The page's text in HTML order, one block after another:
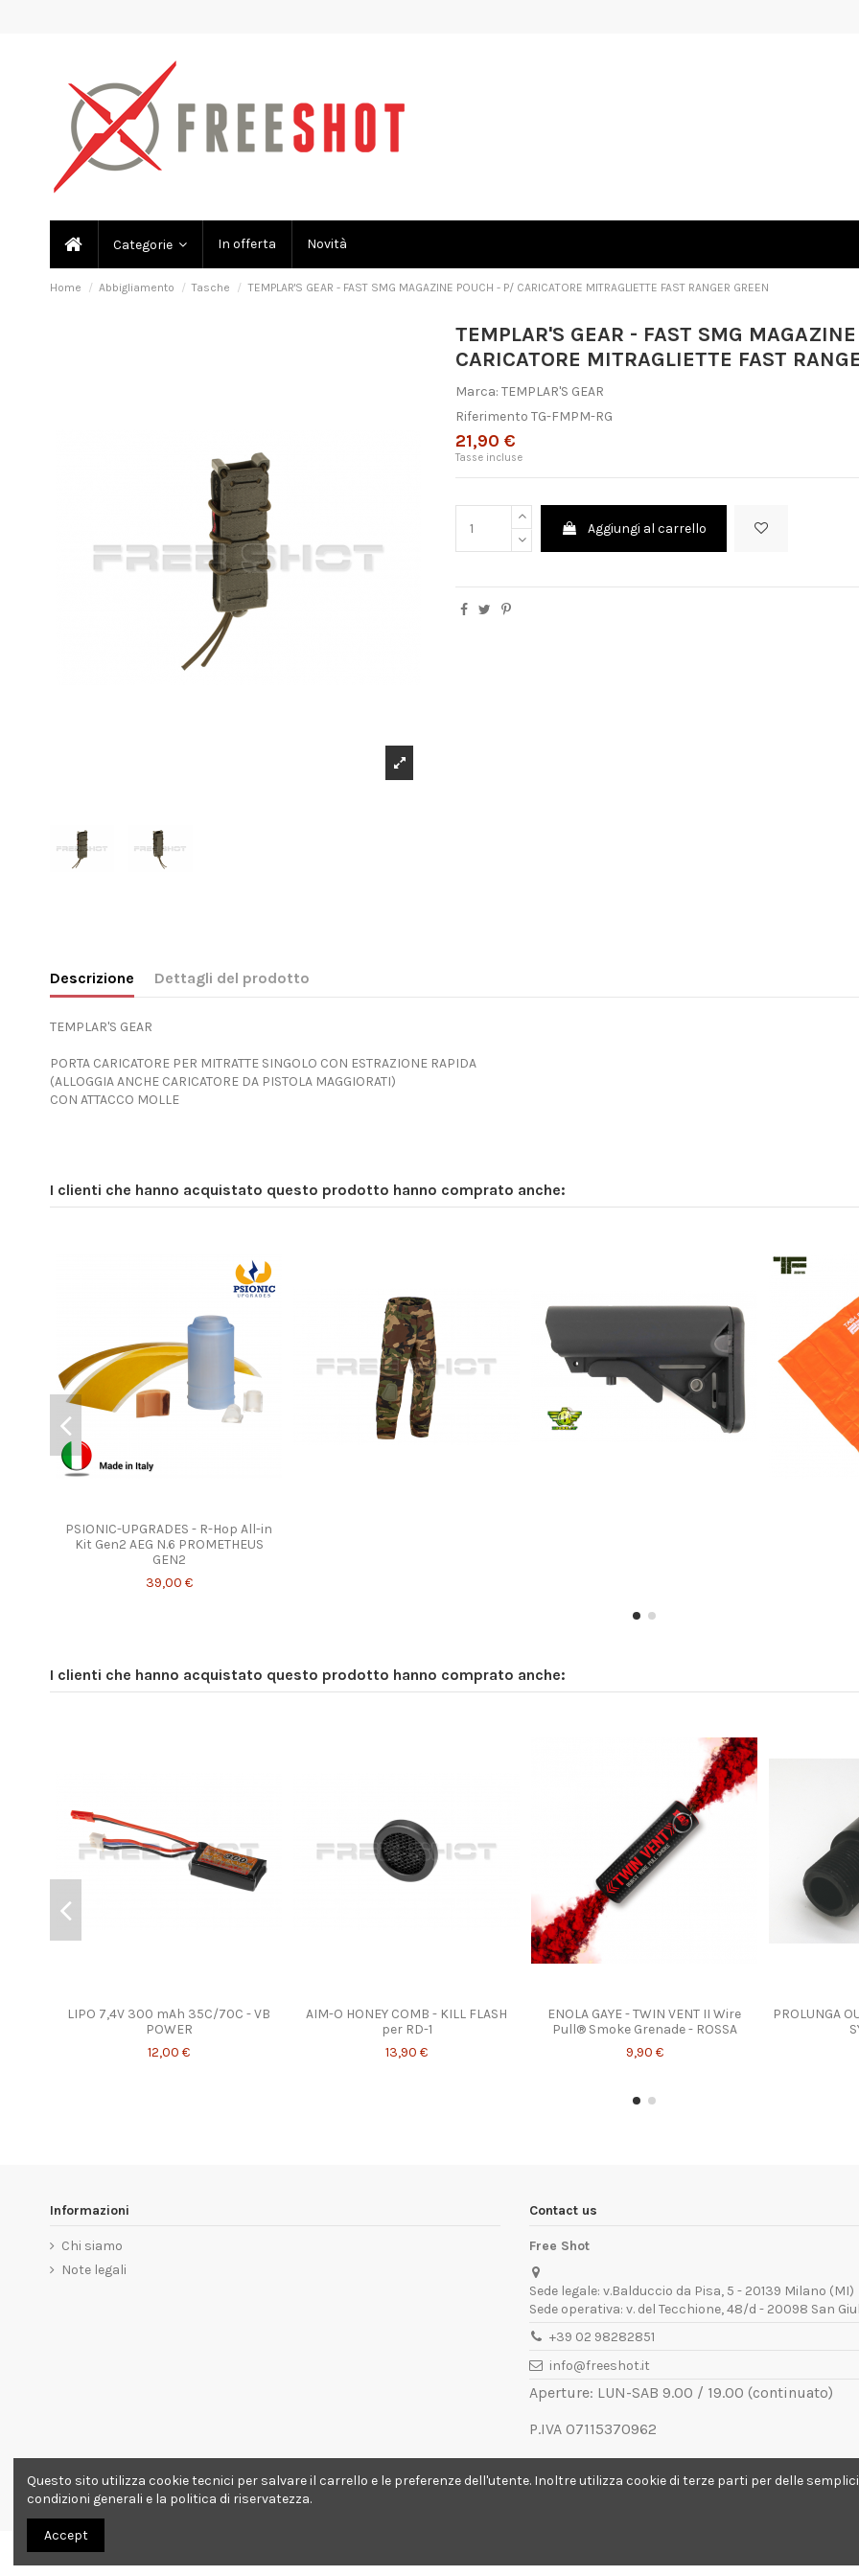
Categorie In offerta Novità
Home Abbigliamento Tasche TEMPLAR'S GEAR - FAST SMG MAGAZINE POUCH - P/ CARICATORE MITRAGLIETTE FAST RANGER GREEN
TEMPLAR'S GEAR - FAST SMG
CARICATORE MITRAGLIETTE FAST
Marca: TEMPLAR'S GEAR
Riferimento TG-FMPM-RG
21,90 €
Tasse incluse
Aggiungi al carrello
Descrizione Dettagli del prodotto
TEMPLAR'S GEAR
PORTA CARICATORE PER MITRATTE SINGOLO CON ESTRAZIONE RAPIDA
(ALLOGGIA ANCHE CARICATORE DA PISTOLA MAGGIORATI)
CON ATTACCO MOLLE
I clienti che hanno acquistato questo prodotto hanno comprato anche:
PSIONIC-UPGRADES - R-Hop All-in
Kit Gen2 AEG N.6 PROMETHEUS
GEN2
39,00 €
I clienti che hanno acquistato questo prodotto hanno comprato anche:
LIPO 7,4V 300 mAh 35C/70C - VB
POWER
12,00 €
AIM-O HONEY COMB - KILL FLASH
per RD-1
13,90 €
ENOLA GAYE - TWIN VENT II Wire
Pull® Smoke Grenade - ROSSA
9,90 €
PROLUNGA
Informazioni
Chi siamo
Note legali
Contact us
Free Shot
Sede legale: v.Balduccio da Pisa, 5 - 20139 Milano (MI)
Sede operativa: v. del Tecchione, 48/d - 20098 San
+39 02 98282851
info@freeshot.it
Aperture: LUN-SAB 9.00 / 19.00 (continuato)
P.IVA 07115370962
Questo sito utilizza cookie tecnici per salvare il carrello e le preferenze dell'utente. Inoltre utilizza cookie di terze parti per delle
condizioni generali e la politica di riservatezza.
Accept